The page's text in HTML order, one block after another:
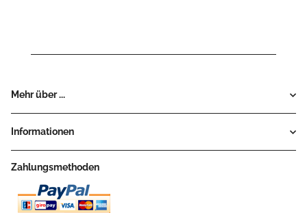
Mehr über ...
Informationen
Zahlungsmethoden